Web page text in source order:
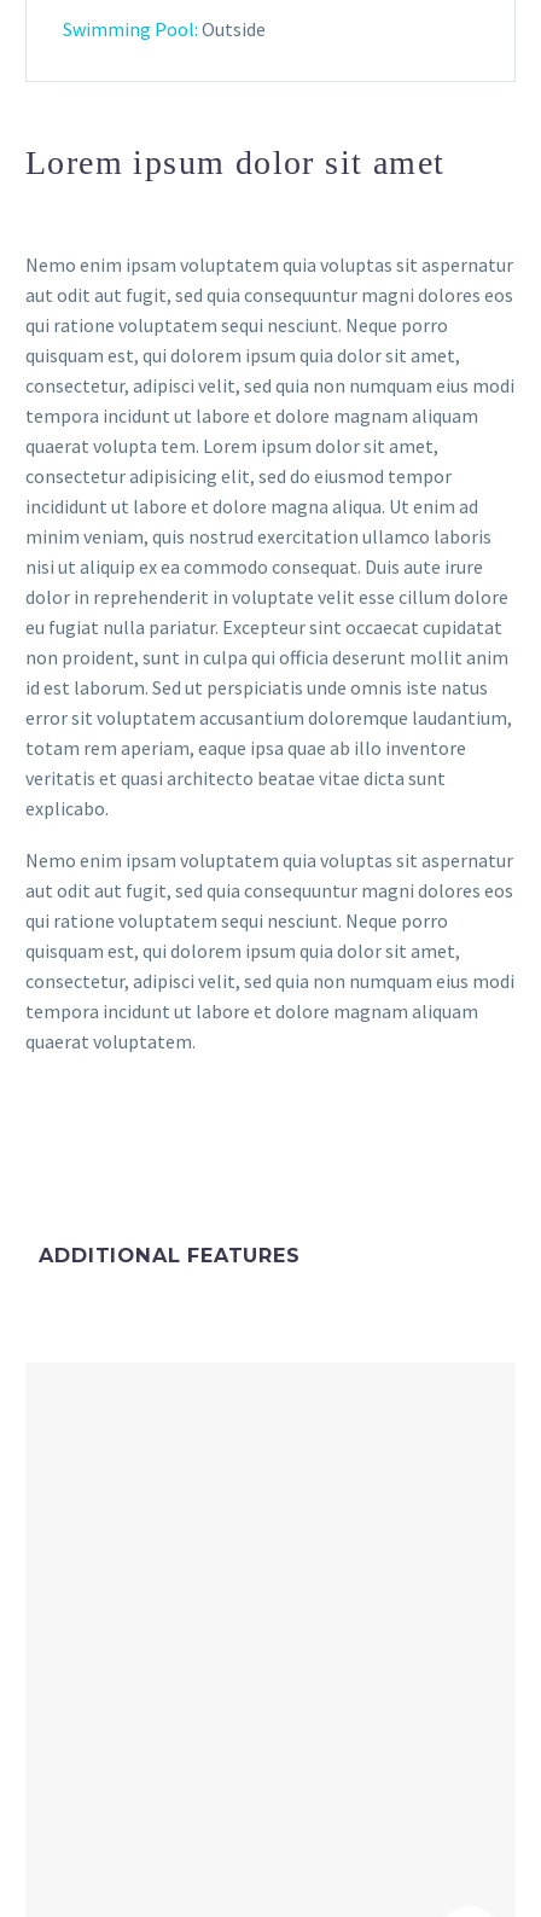
Swimming Pool: Outside
Lorem ipsum dolor sit amet
Nemo enim ipsam voluptatem quia voluptas sit aspernatur
aut odit aut fugit, sed quia consequuntur magni dolores eos
qui ratione voluptatem sequi nesciunt. Neque porro
quisquam est, qui dolorem ipsum quia dolor sit amet,
consectetur, adipisci velit, sed quia non numquam eius modi
tempora incidunt ut labore et dolore magnam aliquam
quaerat volupta tem. Lorem ipsum dolor sit amet,
consectetur adipisicing elit, sed do eiusmod tempor
incididunt ut labore et dolore magna aliqua. Ut enim ad
minim veniam, quis nostrud exercitation ullamco laboris
nisi ut aliquip ex ea commodo consequat. Duis aute irure
dolor in reprehenderit in voluptate velit esse cillum dolore
eu fugiat nulla pariatur. Excepteur sint occaecat cupidatat
non proident, sunt in culpa qui officia deserunt mollit anim
id est laborum. Sed ut perspiciatis unde omnis iste natus
error sit voluptatem accusantium doloremque laudantium,
totam rem aperiam, eaque ipsa quae ab illo inventore
veritatis et quasi architecto beatae vitae dicta sunt
explicabo.
Nemo enim ipsam voluptatem quia voluptas sit aspernatur
aut odit aut fugit, sed quia consequuntur magni dolores eos
qui ratione voluptatem sequi nesciunt. Neque porro
quisquam est, qui dolorem ipsum quia dolor sit amet,
consectetur, adipisci velit, sed quia non numquam eius modi
tempora incidunt ut labore et dolore magnam aliquam
quaerat voluptatem.
ADDITIONAL FEATURES